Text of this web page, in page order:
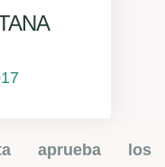
aprueba los